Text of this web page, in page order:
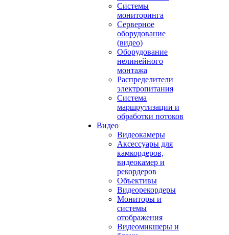
Системы
мониторинга
Серверное
оборудование
(видео)
Оборудование
нелинейного
монтажа
Распределители
электропитания
Система
маршрутизации и
обработки потоков
Видео
Видеокамеры
Аксессуары для
камкордеров,
видеокамер и
рекордеров
Объективы
Видеорекордеры
Мониторы и
системы
отображения
Видеомикшеры и